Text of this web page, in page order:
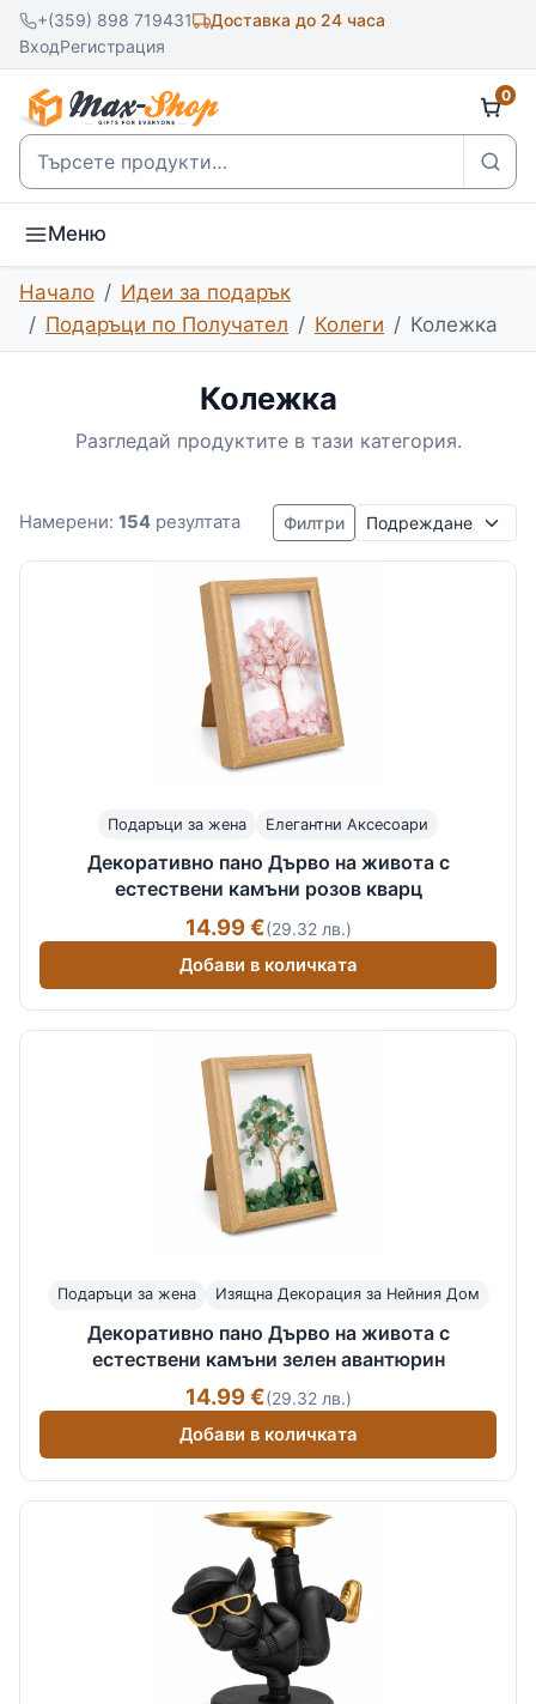
+(359) 898 719431
Доставка до 24 часа
ВходРегистрация
Търсене
0
Меню
Начало
Идеи за подарък
Подаръци по Получател
Колеги Колежка
Колежка
Разгледай продуктите в тази категория.
Намерени: 154 резултата Филтри Подреждане
Подаръци за жена Елегантни Аксесоари
Декоративно пано Дърво на живота с
естествени камъни розов кварц
14.99 €(29.32 лв.)
Добави в количката
Подаръци за жена Изящна Декорация за Нейния Дом
Декоративно пано Дърво на живота с
естествени камъни зелен авантюрин
14.99 €(29.32 лв.)
Добави в количката